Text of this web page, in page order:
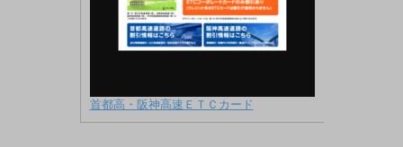
首都高・阪神高速ＥＴＣカード